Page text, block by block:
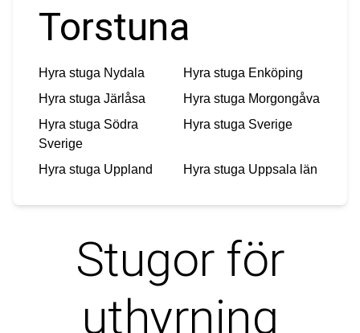
Torstuna
Hyra stuga Nydala Hyra stuga Enköping
Hyra stuga Järlåsa Hyra stuga Morgongåva
Hyra stuga Södra
Sverige
Hyra stuga Sverige
Hyra stuga Uppland Hyra stuga Uppsala län
Stugor för
uthyrning